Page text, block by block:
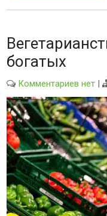
богатых
Комментариев нет |